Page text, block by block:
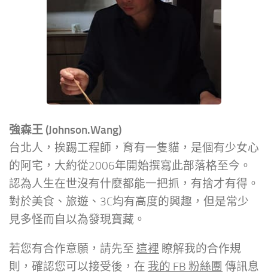
強森王 (Johnson.Wang)
台北人，挨踢工程師，育有一隻貓，是個有少女心
的阿宅，大約從2006年開始撰寫此部落格至今。
認為人生在世沒有什麼都能一把抓，有捨才有得。
對於美食、旅遊、3C均有高度的興趣，但是常少
見多怪而自以為發現寶藏。
若您有合作意願，請先至 這裡 瞭解我的合作規
則，確認您可以接受後，在 我的 FB 粉絲團 傳訊息